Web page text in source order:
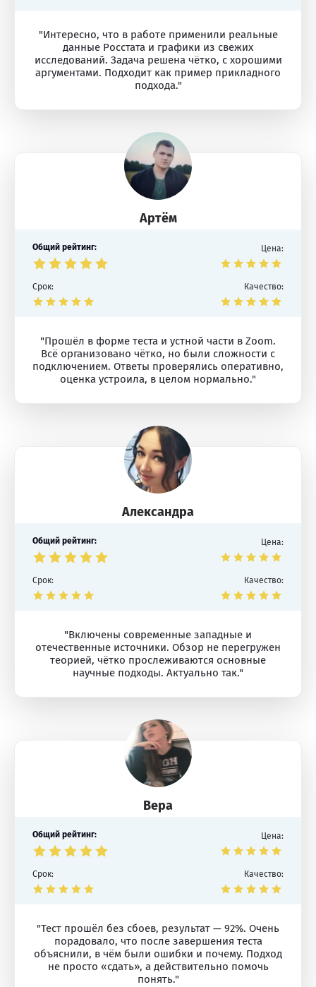
"Интересно, что в работе применили реальные
данные Росстата и графики из свежих
исследований. Задача решена чётко, с хорошими
аргументами. Подходит как пример прикладного
подхода."
Артём
Общий рейтинг: Цена:
Срок: Качество:
"Прошёл в форме теста и устной части в Zoom.
Всё организовано чётко, но были сложности с
подключением. Ответы проверялись оперативно,
оценка устроила, в целом нормально."
Александра
Общий рейтинг: Цена:
Срок: Качество:
"Включены современные западные и
отечественные источники. Обзор не перегружен
теорией, чётко прослеживаются основные
научные подходы. Актуально так."
Вера
Общий рейтинг: Цена:
Срок: Качество:
"Тест прошёл без сбоев, результат — 92%. Очень
порадовало, что после завершения теста
объяснили, в чём были ошибки и почему. Подход
не просто «сдать», а действительно помочь
понять."